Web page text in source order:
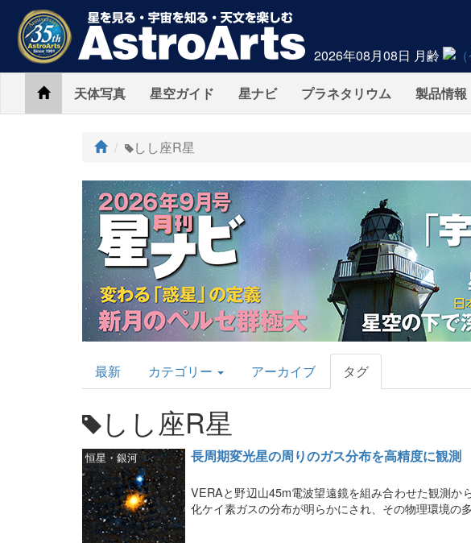
2026年08月08日 月齢
Home天体写真 星空ガイド 星ナビ プラネタリウム 製品情報
ト
プ
しし座R星
AstroArts
Topics
最新 カテゴリー アーカイブ タグ
しし座R星
長周期変光星の周りのガス分布を高精度に観測
恒星・銀河
VERAと野辺山45m電波望遠鏡を組み合わせた観測か
化ケイ素ガスの分布が明らかにされ、その物理環境の